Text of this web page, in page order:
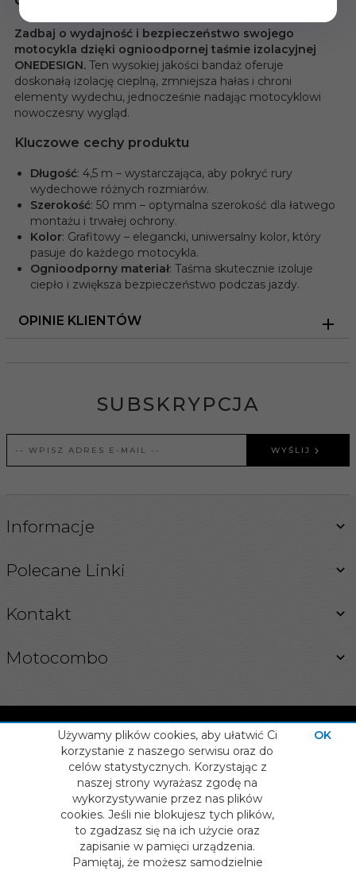
Zadbaj o wydajność i bezpieczeństwo swojego
motocykla dzięki ognioodpornej taśmie izolacyjnej
ONEDESIGN. Ten wysokiej jakości bandaż oferuje
doskonałą izolację cieplną, zmniejsza hałas i chroni
elementy wydechu, jednocześnie nadając motocyklowi
nowoczesny wygląd.
Kluczowe cechy produktu
Długość: 4,5 m – wystarczająca, aby pokryć rury
wydechowe różnych rozmiarów.
Szerokość: 50 mm – optymalna szerokość dla łatwego
montażu i trwałej ochrony.
Kolor: Grafitowy – elegancki, uniwersalny kolor, który
pasuje do każdego motocykla.
Ognioodporny materiał: Taśma skutecznie izoluje
ciepło i zwiększa bezpieczeństwo podczas jazdy.
OPINIE KLIENTÓW
SUBSKRYPCJA
WYŚLIJ
Informacje
Polecane Linki
Kontakt
Motocombo
info@motocombo.pl
INFORMACJA O COOKIES
OPROGRAMOWANIE SKLEPU INTERNETOWEGO
Używamy plików cookies, aby ułatwić Ci
korzystanie z naszego serwisu oraz do
celów statystycznych. Korzystając z
naszej strony wyrażasz zgodę na
wykorzystywanie przez nas plików
cookies. Jeśli nie blokujesz tych plików,
to zgadzasz się na ich użycie oraz
zapisanie w pamięci urządzenia.
Pamiętaj, że możesz samodzielnie
OK